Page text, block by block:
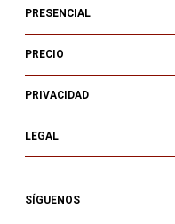
PRESENCIAL
PRECIO
PRIVACIDAD
LEGAL
SÍGUENOS